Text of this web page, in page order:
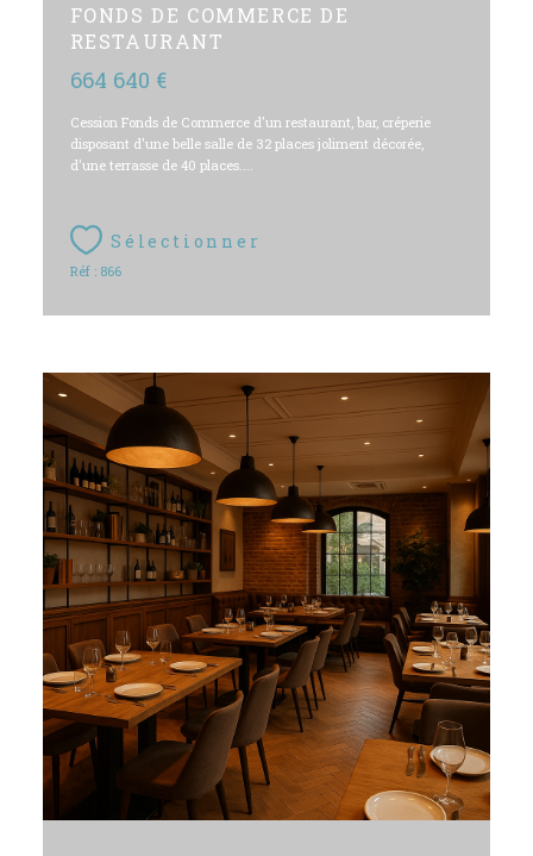
FONDS DE COMMERCE DE
RESTAURANT
664 640 €
Cession Fonds de Commerce d'un restaurant, bar, créperie
disposant d'une belle salle de 32 places joliment décorée,
d'une terrasse de 40 places....
Sélectionner
Réf : 866